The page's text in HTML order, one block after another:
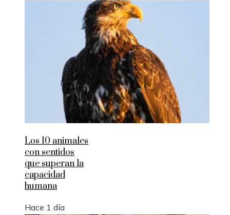
Los 10 animales
con sentidos
que superan la
capacidad
humana
Hace 1 día